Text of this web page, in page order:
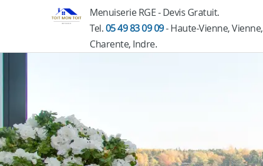
Menuiserie RGE - Devis Gratuit.
Tel.05 49 83 09 09- Haute-Vienne, Vienne,
Charente, Indre.